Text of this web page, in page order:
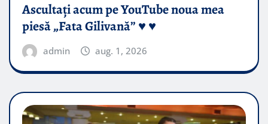
Ascultați acum pe YouTube noua mea
piesă „Fata Gilivană” ♥️ ♥️
admin aug. 1, 2026